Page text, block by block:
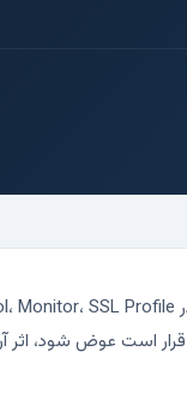
قرار است عوض شود،